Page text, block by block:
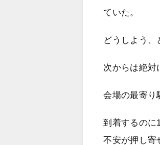
ていた。
どうしよう
次からは絶対
会場の最寄り
到着するのに
不安が押し寄